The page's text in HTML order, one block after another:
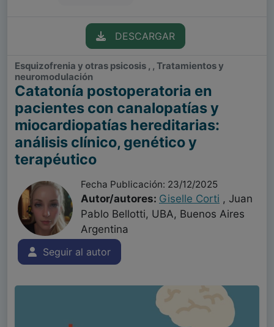
DESCARGAR
Esquizofrenia y otras psicosis , , Tratamientos y
neuromodulación
Catatonía postoperatoria en
pacientes con canalopatías y
miocardiopatías hereditarias:
análisis clínico, genético y
terapéutico
Fecha Publicación: 23/12/2025
Autor/autores: Giselle Corti , Juan
Pablo Bellotti, UBA, Buenos Aires
Argentina
Seguir al autor